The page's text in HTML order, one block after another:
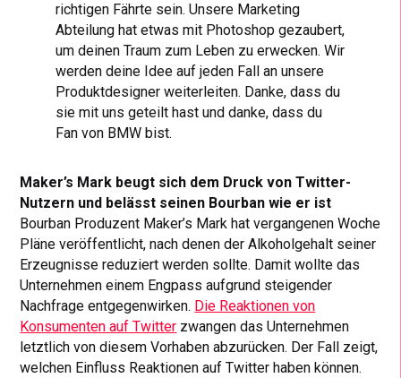
richtigen Fährte sein. Unsere Marketing
Abteilung hat etwas mit Photoshop gezaubert,
um deinen Traum zum Leben zu erwecken. Wir
werden deine Idee auf jeden Fall an unsere
Produktdesigner weiterleiten. Danke, dass du
sie mit uns geteilt hast und danke, dass du
Fan von BMW bist.
Maker’s Mark beugt sich dem Druck von Twitter-
Nutzern und belässt seinen Bourban wie er ist
Bourban Produzent Maker’s Mark hat vergangenen Woche
Pläne veröffentlicht, nach denen der Alkoholgehalt seiner
Erzeugnisse reduziert werden sollte. Damit wollte das
Unternehmen einem Engpass aufgrund steigender
Nachfrage entgegenwirken. Die Reaktionen von
Konsumenten auf Twitter zwangen das Unternehmen
letztlich von diesem Vorhaben abzurücken. Der Fall zeigt,
welchen Einfluss Reaktionen auf Twitter haben können.